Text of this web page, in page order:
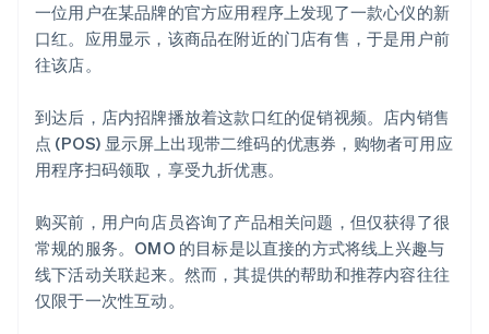
一位用户在某品牌的官方应用程序上发现了一款心仪的新
口红。应用显示，该商品在附近的门店有售，于是用户前
往该店。
到达后，店内招牌播放着这款口红的促销视频。店内销售
点 (POS) 显示屏上出现带二维码的优惠券，购物者可用应
用程序扫码领取，享受九折优惠。
购买前，用户向店员咨询了产品相关问题，但仅获得了很
常规的服务。OMO 的目标是以直接的方式将线上兴趣与
线下活动关联起来。然而，其提供的帮助和推荐内容往往
仅限于一次性互动。